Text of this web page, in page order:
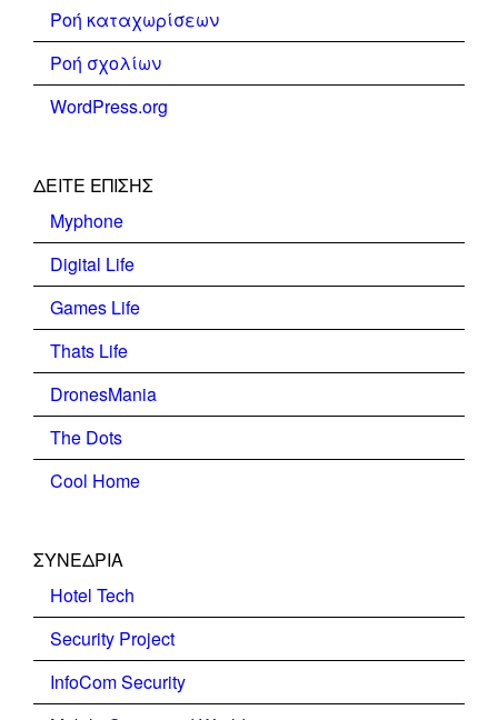
Ροή καταχωρίσεων
Ροή σχολίων
WordPress.org
ΔΕΊΤΕ ΕΠΊΣΗΣ
Myphone
Digital Life
Games Life
Thats Life
DronesMania
The Dots
Cool Home
ΣΥΝΕΔΡΙΑ
Hotel Tech
Security Project
InfoCom Security